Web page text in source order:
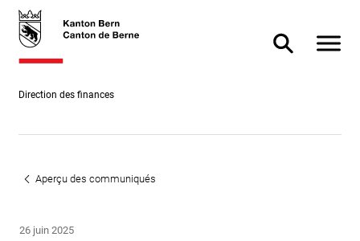
Accès
direct
skiplink.toNavigation
skiplink.toStartPage
Accès
direct à
Direction des finances
Afficher/
26 juin 2025
Aperçu des communiqués